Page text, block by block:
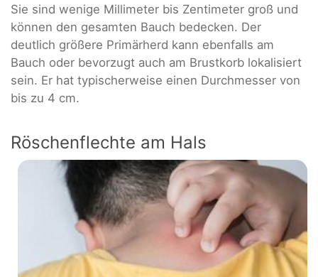
Sie sind wenige Millimeter bis Zentimeter groß und
können den gesamten Bauch bedecken. Der
deutlich größere Primärherd kann ebenfalls am
Bauch oder bevorzugt auch am Brustkorb lokalisiert
sein. Er hat typischerweise einen Durchmesser von
bis zu 4 cm.
Röschenflechte am Hals